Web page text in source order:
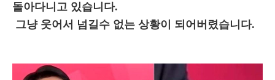
돌아다니고 있습니다.
그냥 웃어서 넘길수 없는 상황이 되어버렸습니다.